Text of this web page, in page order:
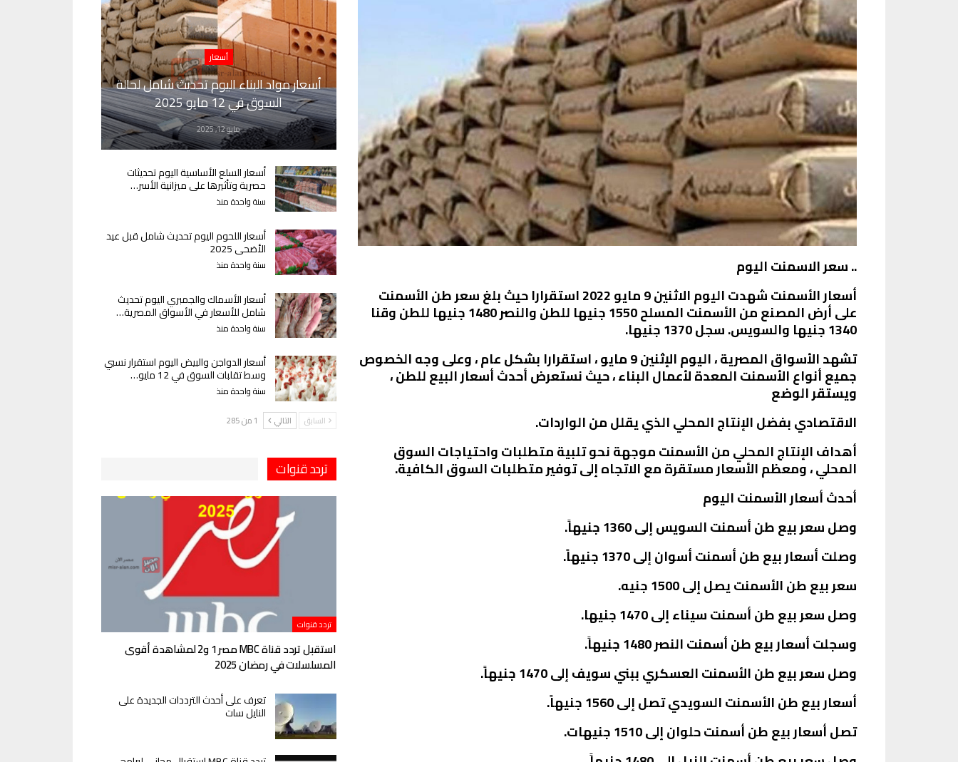
.. سعر الاسمنت اليوم
أسعار الأسمنت شهدت اليوم الاثنين 9 مايو 2022 استقرارا حيث بلغ سعر طن الأسمنت
على أرض المصنع من الأسمنت المسلح 1550 جنيها للطن والنصر 1480 جنيها للطن وقنا
1340 جنيها والسويس. سجل 1370 جنيها.
تشهد الأسواق المصرية ، اليوم الإثنين 9 مايو ، استقرارا بشكل عام ، وعلى وجه الخصوص
جميع أنواع الأسمنت المعدة لأعمال البناء ، حيث نستعرض أحدث أسعار البيع للطن ،
ويستقر الوضع
الاقتصادي بفضل الإنتاج المحلي الذي يقلل من الواردات.
أهداف الإنتاج المحلي من الأسمنت موجهة نحو تلبية متطلبات واحتياجات السوق
المحلي ، ومعظم الأسعار مستقرة مع الاتجاه إلى توفير متطلبات السوق الكافية.
أحدث أسعار الأسمنت اليوم
وصل سعر بيع طن أسمنت السويس إلى 1360 جنيهاً.
وصلت أسعار بيع طن أسمنت أسوان إلى 1370 جنيهاً.
سعر بيع طن الأسمنت يصل إلى 1500 جنيه.
وصل سعر بيع طن أسمنت سيناء إلى 1470 جنيها.
وسجلت أسعار بيع طن أسمنت النصر 1480 جنيهاً.
وصل سعر بيع طن الأسمنت العسكري ببني سويف إلى 1470 جنيهاً.
أسعار بيع طن الأسمنت السويدي تصل إلى 1560 جنيهاً.
تصل أسعار بيع طن أسمنت حلوان إلى 1510 جنيهات.
أسعار
أسعار مواد البناء اليوم تحديث شامل لحالة
السوق في 12 مايو 2025
مايو 12, 2025
أسعار السلع الأساسية اليوم تحديثات
حصرية وتأثيرها على ميزانية الأسر…
سنة واحدة منذ
أسعار اللحوم اليوم تحديث شامل قبل عيد
الأضحى 2025
سنة واحدة منذ
أسعار الأسماك والجمبري اليوم تحديث
شامل للأسعار في الأسواق المصرية…
سنة واحدة منذ
أسعار الدواجن والبيض اليوم استقرار نسبي
وسط تقلبات السوق في 12 مايو…
سنة واحدة منذ
السابق التالي 1 من 285
تردد قنوات
تردد قنوات
استقبل تردد قناة MBC مصر 1 و2 لمشاهدة أقوى
المسلسلات في رمضان 2025
تعرف على أحدث الترددات الجديدة على
النايل سات